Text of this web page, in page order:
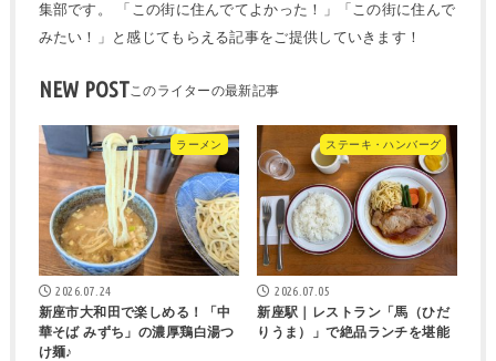
集部です。 「この街に住んでてよかった！」「この街に住んで
みたい！」と感じてもらえる記事をご提供していきます！
NEW POST
ラーメン
2026.07.24
新座市大和田で楽しめる！「中
華そば みずち」の濃厚鶏白湯つ
け麺♪
ステーキ・ハンバーグ
2026.07.05
新座駅｜レストラン「馬（ひだ
りうま）」で絶品ランチを堪能